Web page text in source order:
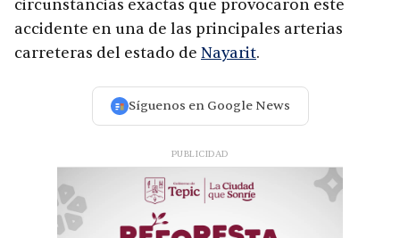
circunstancias exactas que provocaron este
accidente en una de las principales arterias
carreteras del estado de Nayarit.
Síguenos en Google News
PUBLICIDAD